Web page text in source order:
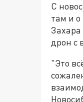
С
там и
дрон с
"Это